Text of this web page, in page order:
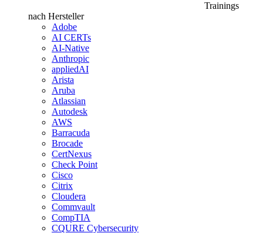
Trainings
nach Hersteller
Adobe
AI CERTs
AI-Native
Anthropic
appliedAI
Arista
Aruba
Atlassian
Autodesk
AWS
Barracuda
Brocade
CertNexus
Check Point
Cisco
Citrix
Cloudera
Commvault
CompTIA
CQURE Cybersecurity